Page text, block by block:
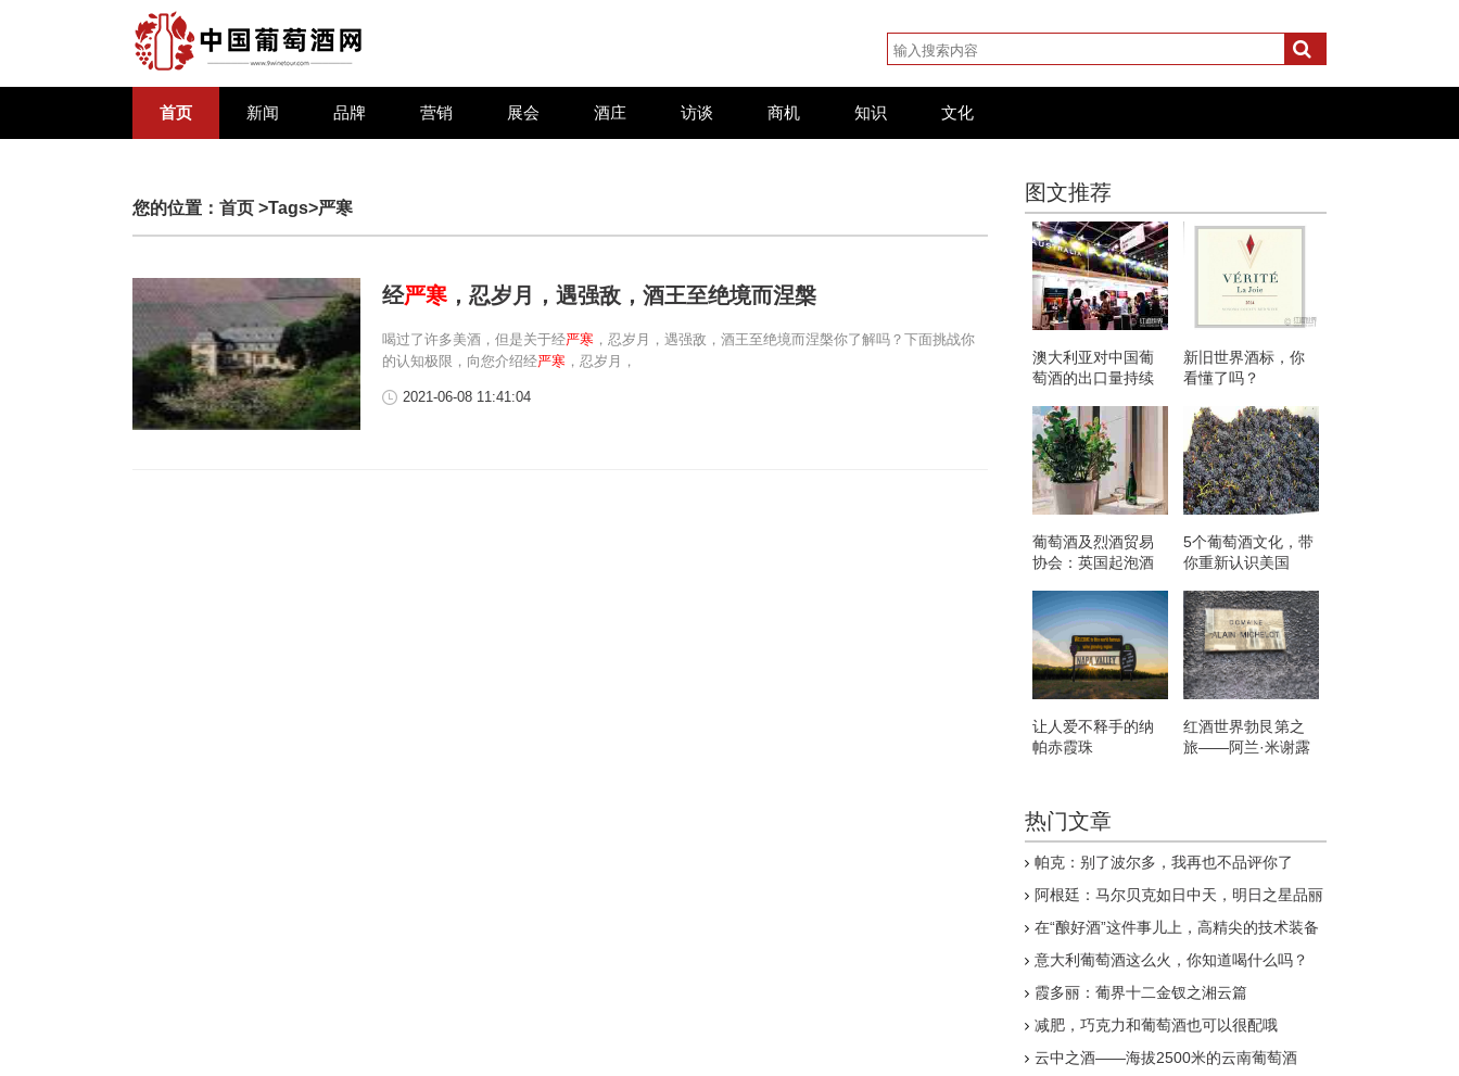
首页 新闻 品牌 营销 展会 酒庄 访谈 商机 知识 文化
您的位置： 首页 >Tags>严寒
经严寒 ，忍岁月，遇强敌，酒王至绝境而涅槃
喝过了许多美酒，但是关于经严寒 ，忍岁月，遇强敌，酒王至绝境而涅槃你了解吗？下面挑战你
的认知极限，向您介绍经严寒 ，忍岁月，
2021-06-08 11:41:04
图文推荐
澳大利亚对中国葡
萄酒的出口量持续
新旧世界酒标，你
看懂了吗？
葡萄酒及烈酒贸易
协会：英国起泡酒
5个葡萄酒文化，带
你重新认识美国
让人爱不释手的纳
帕赤霞珠
红酒世界勃艮第之
旅——阿兰·米谢露
热门文章
帕克：别了波尔多，我再也不品评你了
阿根廷：马尔贝克如日中天，明日之星品丽
在“酿好酒”这件事儿上，高精尖的技术装备
意大利葡萄酒这么火，你知道喝什么吗？
霞多丽：葡界十二金钗之湘云篇
减肥，巧克力和葡萄酒也可以很配哦
云中之酒——海拔2500米的云南葡萄酒